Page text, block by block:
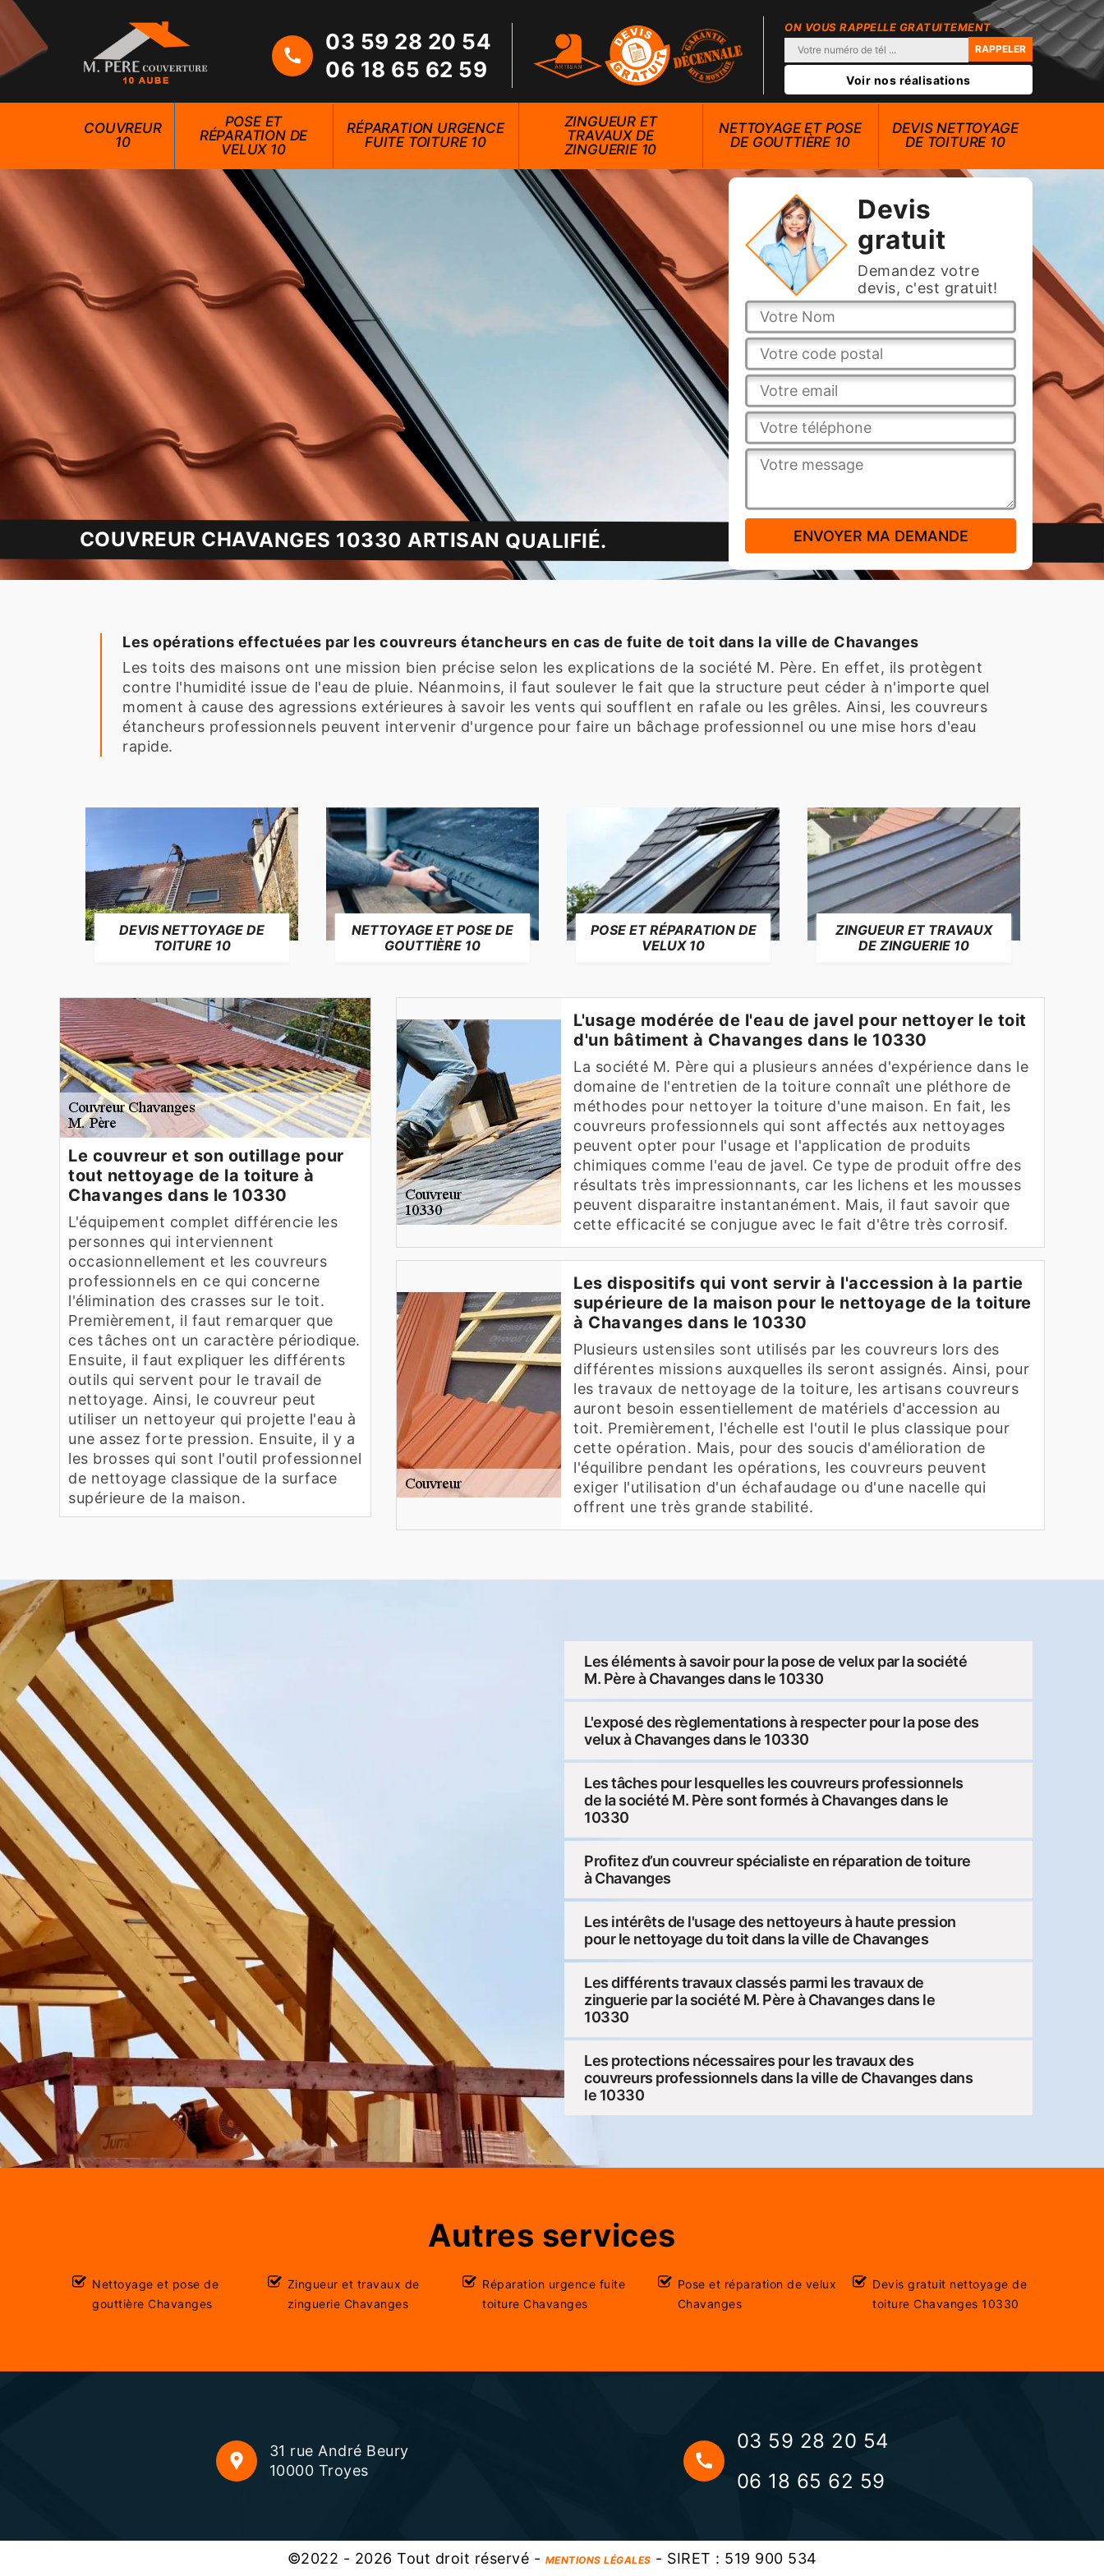
03 59 28 20 54
06 18 65 62 59
ON VOUS RAPPELLE GRATUITEMENT
Voir nos réalisations
COUVREUR
10
POSE ET
RÉPARATION DE
VELUX 10
RÉPARATION URGENCE
FUITE TOITURE 10
ZINGUEUR ET
TRAVAUX DE
ZINGUERIE 10
NETTOYAGE ET POSE
DE GOUTTIÈRE 10
DEVIS NETTOYAGE
DE TOITURE 10
Devis
gratuit
Demandez votre
devis, c'est gratuit!
COUVREUR CHAVANGES 10330 ARTISAN QUALIFIÉ.
Les opérations effectuées par les couvreurs étancheurs en cas de fuite de toit dans la ville de Chavanges
Les toits des maisons ont une mission bien précise selon les explications de la société M. Père. En effet, ils protègent
contre l'humidité issue de l'eau de pluie. Néanmoins, il faut soulever le fait que la structure peut céder à n'importe quel
moment à cause des agressions extérieures à savoir les vents qui soufflent en rafale ou les grêles. Ainsi, les couvreurs
étancheurs professionnels peuvent intervenir d'urgence pour faire un bâchage professionnel ou une mise hors d'eau
rapide.
DEVIS NETTOYAGE DE
TOITURE 10
NETTOYAGE ET POSE DE
GOUTTIÈRE 10
POSE ET RÉPARATION DE
VELUX 10
ZINGUEUR ET TRAVAUX
DE ZINGUERIE 10
Le couvreur et son outillage pour
tout nettoyage de la toiture à
Chavanges dans le 10330
L'équipement complet différencie les
personnes qui interviennent
occasionnellement et les couvreurs
professionnels en ce qui concerne
l'élimination des crasses sur le toit.
Premièrement, il faut remarquer que
ces tâches ont un caractère périodique.
Ensuite, il faut expliquer les différents
outils qui servent pour le travail de
nettoyage. Ainsi, le couvreur peut
utiliser un nettoyeur qui projette l'eau à
une assez forte pression. Ensuite, il y a
les brosses qui sont l'outil professionnel
de nettoyage classique de la surface
supérieure de la maison.
L'usage modérée de l'eau de javel pour nettoyer le toit
d'un bâtiment à Chavanges dans le 10330
La société M. Père qui a plusieurs années d'expérience dans le
domaine de l'entretien de la toiture connaît une pléthore de
méthodes pour nettoyer la toiture d'une maison. En fait, les
couvreurs professionnels qui sont affectés aux nettoyages
peuvent opter pour l'usage et l'application de produits
chimiques comme l'eau de javel. Ce type de produit offre des
résultats très impressionnants, car les lichens et les mousses
peuvent disparaitre instantanément. Mais, il faut savoir que
cette efficacité se conjugue avec le fait d'être très corrosif.
Les dispositifs qui vont servir à l'accession à la partie
supérieure de la maison pour le nettoyage de la toiture
à Chavanges dans le 10330
Plusieurs ustensiles sont utilisés par les couvreurs lors des
différentes missions auxquelles ils seront assignés. Ainsi, pour
les travaux de nettoyage de la toiture, les artisans couvreurs
auront besoin essentiellement de matériels d'accession au
toit. Premièrement, l'échelle est l'outil le plus classique pour
cette opération. Mais, pour des soucis d'amélioration de
l'équilibre pendant les opérations, les couvreurs peuvent
exiger l'utilisation d'un échafaudage ou d'une nacelle qui
offrent une très grande stabilité.
Les éléments à savoir pour la pose de velux par la société
M. Père à Chavanges dans le 10330
L'exposé des règlementations à respecter pour la pose des
velux à Chavanges dans le 10330
Les tâches pour lesquelles les couvreurs professionnels
de la société M. Père sont formés à Chavanges dans le
10330
Profitez d’un couvreur spécialiste en réparation de toiture
à Chavanges
Les intérêts de l'usage des nettoyeurs à haute pression
pour le nettoyage du toit dans la ville de Chavanges
Les différents travaux classés parmi les travaux de
zinguerie par la société M. Père à Chavanges dans le
10330
Les protections nécessaires pour les travaux des
couvreurs professionnels dans la ville de Chavanges dans
le 10330
Autres services
Nettoyage et pose de
gouttière Chavanges
Zingueur et travaux de
zinguerie Chavanges
Réparation urgence fuite
toiture Chavanges
Pose et réparation de velux
Chavanges
Devis gratuit nettoyage de
toiture Chavanges 10330
31 rue André Beury
10000 Troyes
03 59 28 20 54
06 18 65 62 59
©2022 - 2026 Tout droit réservé - MENTIONS LÉGALES - SIRET : 519 900 534